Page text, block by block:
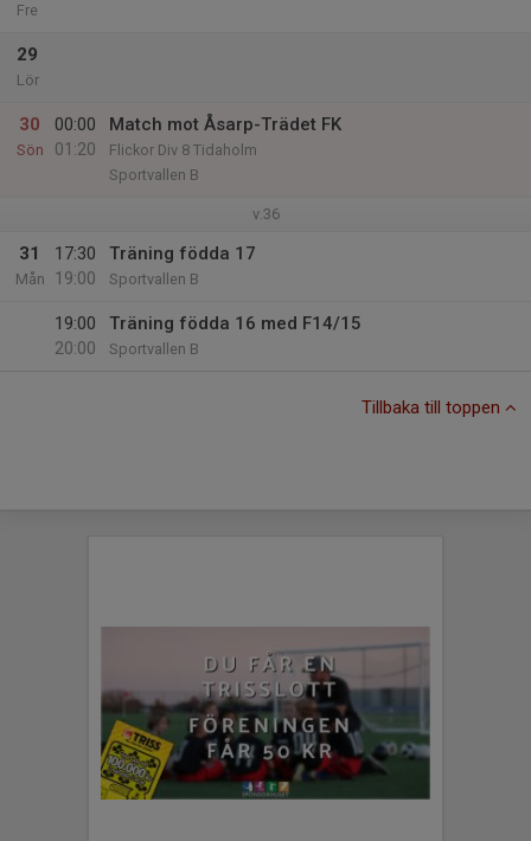
Fre
29
Lör
30
Sön
00:00
01:20
Match mot Åsarp-Trädet FK
Flickor Div 8 Tidaholm
Sportvallen B
v.36
31
Mån
17:30
19:00
Träning födda 17
Sportvallen B
19:00
20:00
Träning födda 16 med F14/15
Sportvallen B
Tillbaka till toppen